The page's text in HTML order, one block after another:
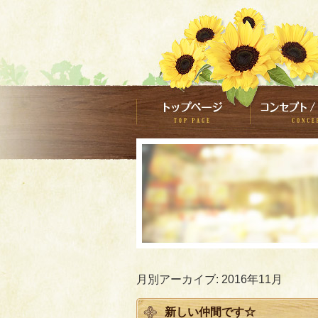
月別アーカイブ: 2016年11月
新しい仲間です☆